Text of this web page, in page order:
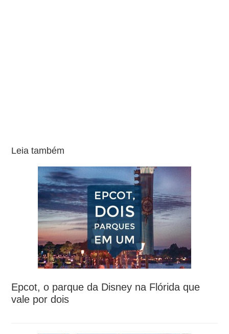
Leia também
Epcot, o parque da Disney na Flórida que
vale por dois